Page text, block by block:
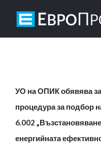
content
УО на ОПИК обявява
процедура за подбор
6.002
енергийната